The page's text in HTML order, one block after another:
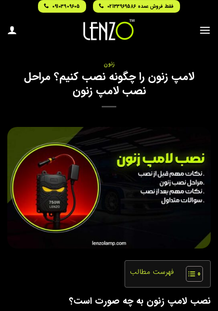
content
فقط فروش عمده 02133969586 09103909605
زنون
لامپ زنون را چگونه نصب کنیم؟ مراحل
نصب لامپ زنون
فهرست مطالب
نصب لامپ زنون به چه صورت است؟